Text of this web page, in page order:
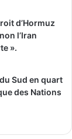
d’Hormuz
l’Iran
».
Sud en quart
des Nations